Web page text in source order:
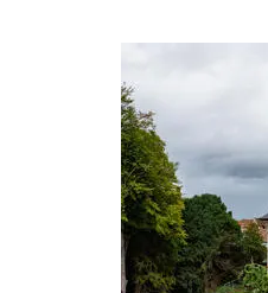
Project
image